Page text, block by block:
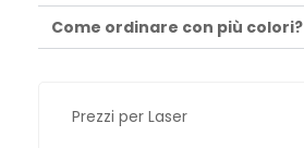
Come ordinare con più colori?
Prezzi per Laser